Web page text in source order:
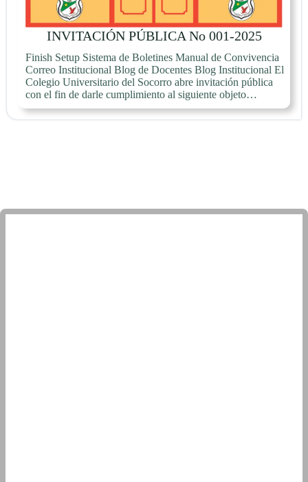
INVITACIÓN PÚBLICA No 001-2025
Finish Setup Sistema de Boletines Manual de Convivencia
Correo Institucional Blog de Docentes Blog Institucional El
Colegio Universitario del Socorro abre invitación pública
con el fin de darle cumplimiento al siguiente objeto…